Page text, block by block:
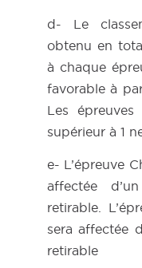
d- Le
obtenu en
à chaque
favorable à
Les épreuves
supérieur à 1
e- L’épreuve
affectée
retirable.
sera affectée
retirable